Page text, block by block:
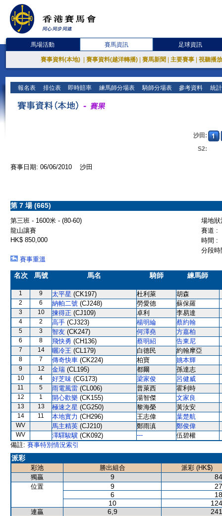
馬場活動 賽馬資訊 足球資訊
賽事資料(本地) 賽事資料(越洋轉播) 賽馬新聞 主要賽事 視聽播
報名表 排位表 即時賠率 練馬師分場表 騎師分場表 參考資料 統
沙田:
S2:
賽事日期: 06/06/2010 沙田
第 7 場 (665)
第三班 - 1600米 - (80-60)
場地
龍山讓賽
賽道 :
HK$ 850,000
時間 :
分段
賽事重溫
名次 馬號 馬名 騎師 練馬師
1 9 太平星 (CK197) 杜利萊 胡森
2 6 納帕二號 (CJ248) 勞愛德 蘇保羅
3 10 揀得正 (CJ109) 卓利 李易達
4 2 高手 (CJ323) 楊明綸 蔡約翰
5 3 智友 (CK247) 何澤堯 方嘉柏
6 8 飛快勇 (CH136) 蔡明紹 告東尼
7 14 曬冷王 (CL179) 白德民 約翰摩亞
8 7 傳奇快車 (CK224) 柏寶 姚本輝
9 12 金瑞 (CL195) 都爾 孫達志
10 4 好芝味 (CG173) 梁家俊 呂健威
11 5 雨電風雷 (CL006) 普萊西 霍利時
12 1 開心歡樂 (CK155) 湯智傑 文家良
13 13 極速之星 (CG250) 黎海榮 黃汝安
14 11 本地實力 (CH296) 王志偉 葉楚航
WV 馬主精英 (CJ210) 鄭雨滇 鄭俊偉
WV 澤驛駿驥 (CK092) ---
伍碧權
備註: 賽事特別情況索引
派彩
彩池 勝出組合
派彩 (HK$)
獨贏
9
位置 9
6
10
連贏 6,9